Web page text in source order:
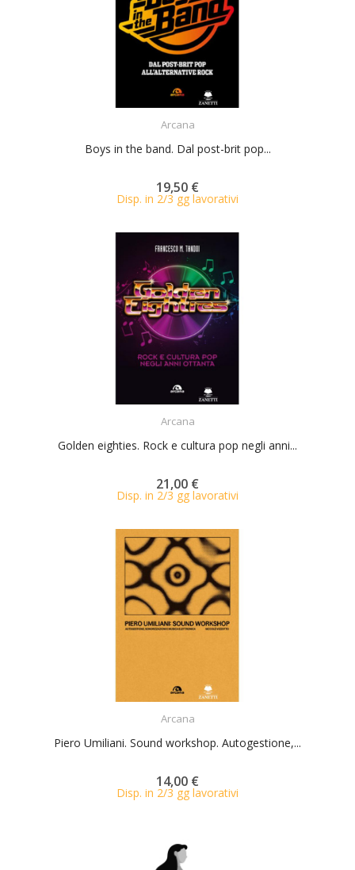
Arcana
Boys in the band. Dal post-brit pop...
19,50 €
Disp. in 2/3 gg lavorativi
Arcana
Golden eighties. Rock e cultura pop negli anni...
21,00 €
Disp. in 2/3 gg lavorativi
Arcana
Piero Umiliani. Sound workshop. Autogestione,...
14,00 €
Disp. in 2/3 gg lavorativi